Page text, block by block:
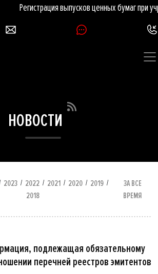
Регистрация выпусков ценных бумаг при
НОВОСТИ
2023 / 2022 / 2021 / 2020 / 2019 /
2018
ЗА ВСЕ
ВРЕМЯ
подлежащая обязательному
перечней реестров эмитентов